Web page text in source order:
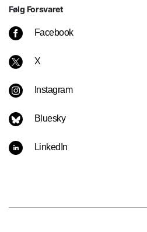
Følg Forsvaret
Facebook
X
Instagram
Bluesky
LinkedIn